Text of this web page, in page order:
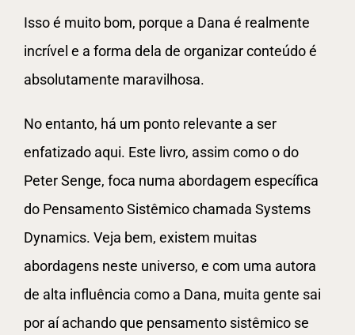
Isso é muito bom, porque a Dana é realmente
incrível e a forma dela de organizar conteúdo é
absolutamente maravilhosa.
No entanto, há um ponto relevante a ser
enfatizado aqui. Este livro, assim como o do
Peter Senge, foca numa abordagem específica
do Pensamento Sistêmico chamada Systems
Dynamics. Veja bem, existem muitas
abordagens neste universo, e com uma autora
de alta influência como a Dana, muita gente sai
por aí achando que pensamento sistêmico se